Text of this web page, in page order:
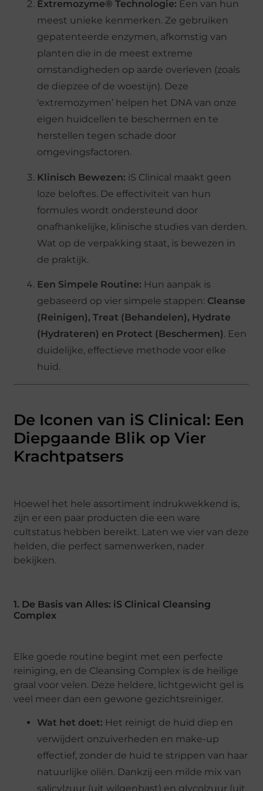
Extremozyme® Technologie: Een van hun
meest unieke kenmerken. Ze gebruiken
gepatenteerde enzymen, afkomstig van
planten die in de meest extreme
omstandigheden op aarde overleven (zoals
de diepzee of de woestijn). Deze
‘extremozymen’ helpen het DNA van onze
eigen huidcellen te beschermen en te
herstellen tegen schade door
omgevingsfactoren.
Klinisch Bewezen: iS Clinical maakt geen
loze beloftes. De effectiviteit van hun
formules wordt ondersteund door
onafhankelijke, klinische studies van derden.
Wat op de verpakking staat, is bewezen in
de praktijk.
Een Simpele Routine: Hun aanpak is
gebaseerd op vier simpele stappen: Cleanse
(Reinigen), Treat (Behandelen), Hydrate
(Hydrateren) en Protect (Beschermen). Een
duidelijke, effectieve methode voor elke
huid.
De Iconen van iS Clinical: Een
Diepgaande Blik op Vier
Krachtpatsers
Hoewel het hele assortiment indrukwekkend is,
zijn er een paar producten die een ware
cultstatus hebben bereikt. Laten we vier van deze
helden, die perfect samenwerken, nader
bekijken.
1. De Basis van Alles: iS Clinical Cleansing
Complex
Elke goede routine begint met een perfecte
reiniging, en de Cleansing Complex is de heilige
graal voor velen. Deze heldere, lichtgewicht gel is
veel meer dan een gewone gezichtsreiniger.
Wat het doet: Het reinigt de huid diep en
verwijdert onzuiverheden en make-up
effectief, zonder de huid te strippen van haar
natuurlijke oliën. Dankzij een milde mix van
salicylzuur (uit wilgenbast) en glycolzuur (uit